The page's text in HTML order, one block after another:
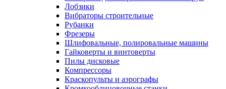
Лобзики
Вибраторы строительные
Рубанки
Фрезеры
Шлифовальные, полировальные машины
Гайковерты и винтоверты
Пилы дисковые
Компрессоры
Краскопульты и аэрографы